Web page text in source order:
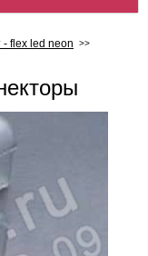
- flex led neon